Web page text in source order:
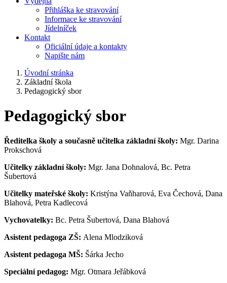
Přihláška ke stravování
Informace ke stravování
Jídelníček
Kontakt
Oficiální údaje a kontakty
Napište nám
Úvodní stránka
Základní škola
Pedagogický sbor
Pedagogický sbor
Ředitelka školy a současně učitelka základní školy: Mgr. Darina
Prokschová
Učitelky základní školy: Mgr. Jana Dohnalová, Bc. Petra
Šubertová
Učitelky mateřské školy: Kristýna Vaňharová, Eva Čechová, Dana
Blahová, Petra Kadlecová
Vychovatelky: Bc. Petra Šubertová, Dana Blahová
Asistent pedagoga ZŠ: Alena Mlodziková
Asistent pedagoga MŠ: Šárka Jecho
Speciální pedagog: Mgr. Otmara Jeřábková